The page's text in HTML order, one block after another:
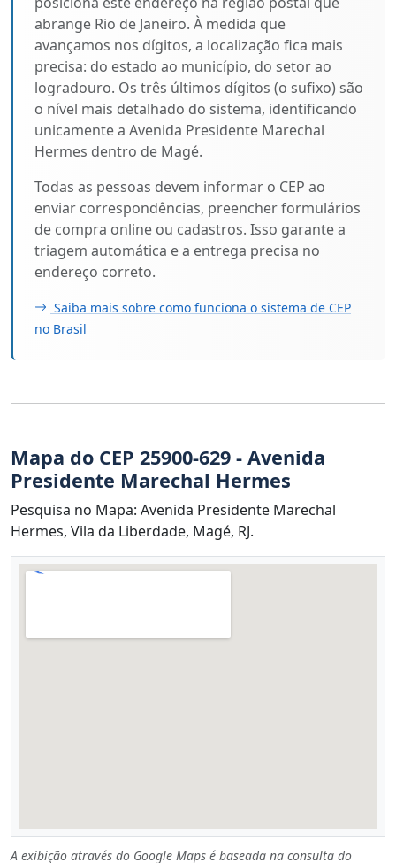
abrange Rio de Janeiro. À medida que
avançamos nos dígitos, a localização fica mais
precisa: do estado ao município, do setor ao
logradouro. Os três últimos dígitos (o sufixo) são
o nível mais detalhado do sistema, identificando
unicamente a Avenida Presidente Marechal
Hermes dentro de Magé.
Todas as pessoas devem informar o CEP ao
enviar correspondências, preencher formulários
de compra online ou cadastros. Isso garante a
triagem automática e a entrega precisa no
endereço correto.
Saiba mais sobre como funciona o sistema de CEP
no Brasil
Mapa do CEP 25900-629 - Avenida
Presidente Marechal Hermes
Pesquisa no Mapa: Avenida Presidente Marechal
Hermes, Vila da Liberdade, Magé, RJ.
A exibição através do Google Maps é baseada na consulta do